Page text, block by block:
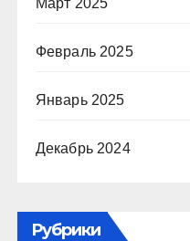
Март 2025
Февраль 2025
Январь 2025
Декабрь 2024
Рубрики